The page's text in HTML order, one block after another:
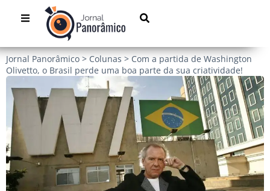
Jornal Panorâmico > Colunas > Com a partida de Washington
Olivetto, o Brasil perde uma boa parte da sua criatividade!